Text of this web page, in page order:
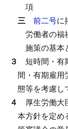
項
三 前二号に
労働者の福
施策の基本
３ 短時間・有
間・有期雇用
態等を考慮し
４ 厚生労働大
本方針を定め